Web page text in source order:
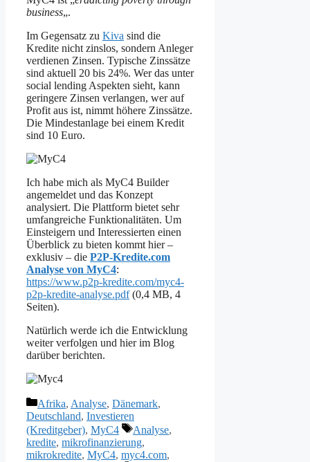
business„.
Im Gegensatz zu Kiva sind die
Kredite nicht zinslos, sondern Anleger
verdienen Zinsen. Typische Zinssätze
sind aktuell 20 bis 24%. Wer das unter
social lending Aspekten sieht, kann
geringere Zinsen verlangen, wer auf
Profit aus ist, nimmt höhere Zinssätze.
Die Mindestanlage bei einem Kredit
sind 10 Euro.
Ich habe mich als MyC4 Builder
angemeldet und das Konzept
analysiert. Die Plattform bietet sehr
umfangreiche Funktionalitäten. Um
Einsteigern und Interessierten einen
Überblick zu bieten kommt hier –
exklusiv – die P2P-Kredite.com
Analyse von MyC4:
https://www.p2p-kredite.com/myc4-
p2p-kredite-analyse.pdf(0,4 MB, 4
Seiten).
Natürlich werde ich die Entwicklung
weiter verfolgen und hier im Blog
darüber berichten.
Kategorien
Afrika, Analyse, Dänemark,
Deutschland, Investieren
(Kreditgeber), MyC4 Schlagwörter
Analyse,
kredite, mikrofinanzierung,
mikrokredite, MyC4, myc4.com,